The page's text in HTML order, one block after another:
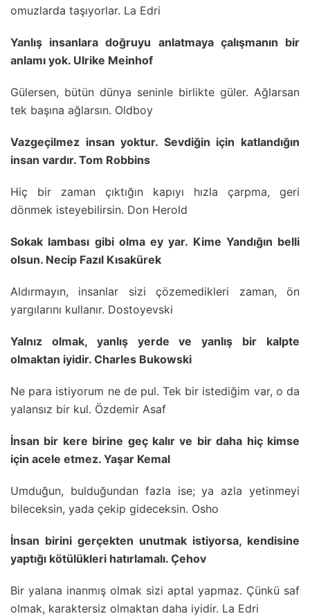
omuzlarda taşıyorlar. La Edri
Yanlış insanlara doğruyu anlatmaya çalışmanın bir
anlamı yok. Ulrike Meinhof
Gülersen, bütün dünya seninle birlikte güler. Ağlarsan
tek başına ağlarsın. Oldboy
Vazgeçilmez insan yoktur. Sevdiğin için katlandığın
insan vardır. Tom Robbins
Hiç bir zaman çıktığın kapıyı hızla çarpma, geri
dönmek isteyebilirsin. Don Herold
Sokak lambası gibi olma ey yar. Kime Yandığın belli
olsun. Necip Fazıl Kısakürek
Aldırmayın, insanlar sizi çözemedikleri zaman, ön
yargılarını kullanır. Dostoyevski
Yalnız olmak, yanlış yerde ve yanlış bir kalpte
olmaktan iyidir. Charles Bukowski
Ne para istiyorum ne de pul. Tek bir istediğim var, o da
yalansız bir kul. Özdemir Asaf
İnsan bir kere birine geç kalır ve bir daha hiç kimse
için acele etmez. Yaşar Kemal
Umduğun, bulduğundan fazla ise; ya azla yetinmeyi
bileceksin, yada çekip gideceksin. Osho
İnsan birini gerçekten unutmak istiyorsa, kendisine
yaptığı kötülükleri hatırlamalı. Çehov
Bir yalana inanmış olmak sizi aptal yapmaz. Çünkü saf
olmak, karaktersiz olmaktan daha iyidir. La Edri